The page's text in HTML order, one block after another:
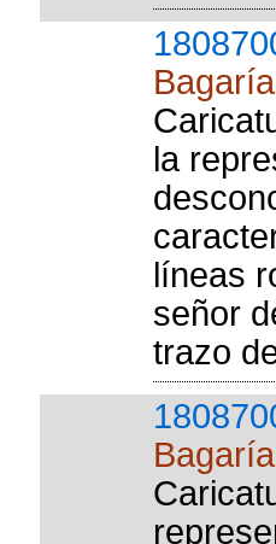
la
líneas
señor
trazo